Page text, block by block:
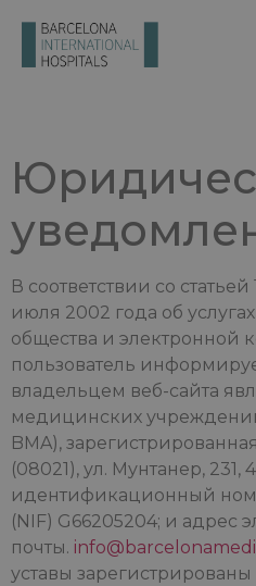
В соответствии со статьей
июля 2002 года об
общества и электронной
пользователь
владельцем веб-сайта
медицинских
BMA),
(08021), ул. Мунтанер, 231,
идентификационный
(NIF) G66205204; и адрес
почты.
уставы